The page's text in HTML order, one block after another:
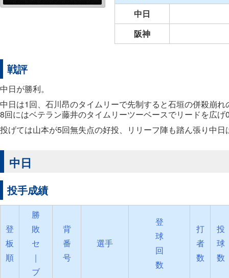
中日
阪神
戦評
中日が勝利。
中日は1回、石川昂のタイムリーで先制すると石垣の併殺崩れ
8回にはベテラン藤井のタイムリーツーベースでリードを広
投げては山本が5回無失点の好投、リリーフ陣も踏ん張り中
中日
投手成績
登
板
順
勝
敗
セ
｜
ブ
背
番
号
選手
登
球
回
数
打
者
数
投
球
数